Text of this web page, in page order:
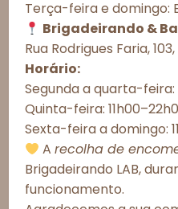
Ver
Política de Cookies Política
Observações do cliente:
Esgotado
Informações Importantes
Terça-feira e domingo:
Brigadeirando &
Rua Rodrigues Faria,
Horário:
Segunda a quarta-feira:
Quinta-feira:
Sexta-feira a domingo:
Arecolha de
Brigadeirando LAB,
funcionamento.